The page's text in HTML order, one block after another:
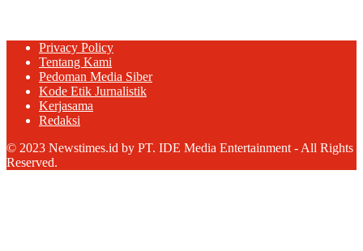
Privacy Policy
Tentang Kami
Pedoman Media Siber
Kode Etik Jurnalistik
Kerjasama
Redaksi
© 2023 Newstimes.id by PT. IDE Media Entertainment - All Rights
Reserved.